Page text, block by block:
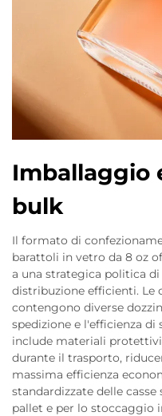
Imballaggio
bulk
Il formato di
barattoli in vetro da 8 oz
a una strategica politica
distribuzione efficienti. Le
contengono diverse
spedizione e l'efficienza
include materiali
durante il trasporto,
massima efficienza
standardizzate delle
pallet e per lo stoccaggio